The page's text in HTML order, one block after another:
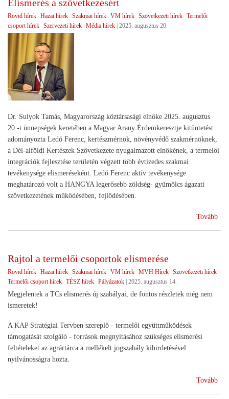
Elismerés a szövetkezésért
Rövid hírek Hazai hírek Szakmai hírek VM hírek Szövetkezeti hírek Termelői
csoport hírek Szervezeti hírek Média hírek 2025. augusztus 20.
Dr. Sulyok Tamás, Magyarország köztársasági elnöke 2025. augusztus
20.-i ünnepségek keretében a Magyar Arany Érdemkeresztje kitüntetést
adományozta Ledó Ferenc, kertészmérnök, növényvédő szakmérnöknek,
a Dél-alföldi Kertészek Szövetkezete nyugalmazott elnökének, a termelői
integrációk fejlesztése területén végzett több évtizedes szakmai
tevékenysége elismeréseként. Ledó Ferenc aktív tevékenysége
meghatározó volt a HANGYA legerősebb zöldség- gyümölcs ágazati
szövetkezetének működésében, fejlődésében.
Tovább
Rajtol a termelői csoportok elismerése
Rövid hírek Hazai hírek Szakmai hírek VM hírek MVH Hírek Szövetkezeti hírek
Termelői csoport hírek TÉSZ hírek Pályázatok 2025. augusztus 14.
Megjelentek a TCs elismerés új szabályai, de fontos részletek még nem
ismeretek!
A KAP Stratégiai Tervben szereplő - termelői együttműködések
támogatását szolgáló - források megnyitásához szükséges elismerési
feltételeket az agrártárca a mellékelt jogszabály kihirdetésével
nyilvánosságra hozta.
Tovább